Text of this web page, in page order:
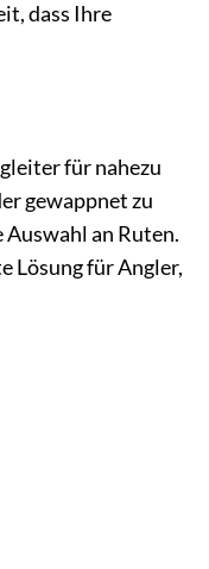
dass Ihre
für nahezu
gewappnet zu
an Ruten.
Lösung für Angler,